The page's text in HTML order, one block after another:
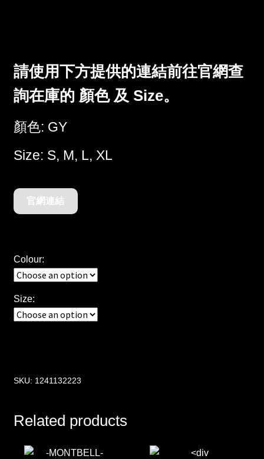
請使用下方提供的連結前往官網查
詢在庫的 顏色 及 Size。
顏色: GY
Size: S, M, L, XL
官網連結
Colour:
Size:
SKU: 1241132223
Related products